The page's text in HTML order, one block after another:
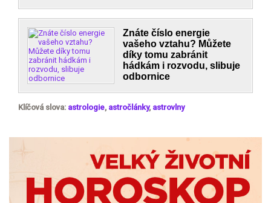
Znáte číslo energie
vašeho vztahu? Můžete
díky tomu zabránit
hádkám i rozvodu, slibuje
odbornice
Klíčová slova: astrologie, astročlánky, astrovlny